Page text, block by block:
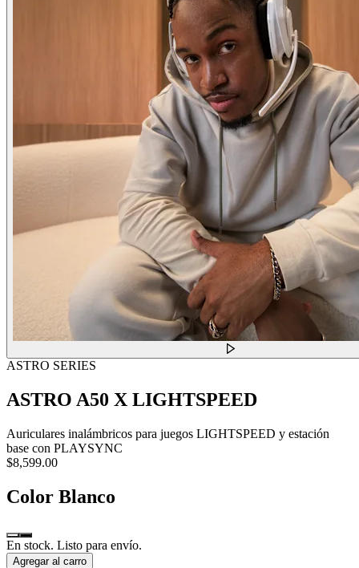
ASTRO SERIES
ASTRO A50 X LIGHTSPEED
Auriculares inalámbricos para juegos LIGHTSPEED y estación
base con PLAYSYNC
$8,599.00
Color Blanco
En stock. Listo para envío.
Agregar al carro